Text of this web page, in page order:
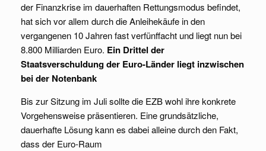
der Finanzkrise im dauerhaften Rettungsmodus befindet,
hat sich vor allem durch die Anleihekäufe in den
vergangenen 10 Jahren fast verfünffacht und liegt nun bei
8.800 Milliarden Euro. Ein Drittel der
Staatsverschuldung der Euro-Länder liegt inzwischen
bei der Notenbank
Bis zur Sitzung im Juli sollte die EZB wohl ihre konkrete
Vorgehensweise präsentieren. Eine grundsätzliche,
dauerhafte Lösung kann es dabei alleine durch den Fakt,
dass der Euro-Raum